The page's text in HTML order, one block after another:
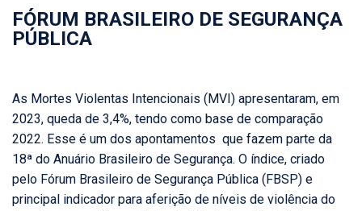
FÓRUM BRASILEIRO DE SEGURANÇA
PÚBLICA
As Mortes Violentas Intencionais (MVI) apresentaram, em
2023, queda de 3,4%, tendo como base de comparação
2022. Esse é um dos apontamentos que fazem parte da
18ª do Anuário Brasileiro de Segurança. O índice, criado
pelo Fórum Brasileiro de Segurança Pública (FBSP) e
principal indicador para aferição de níveis de violência do